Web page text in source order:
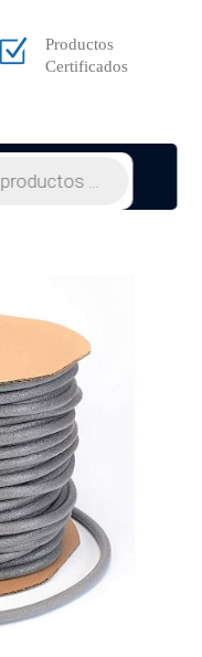
Productos
Certificados